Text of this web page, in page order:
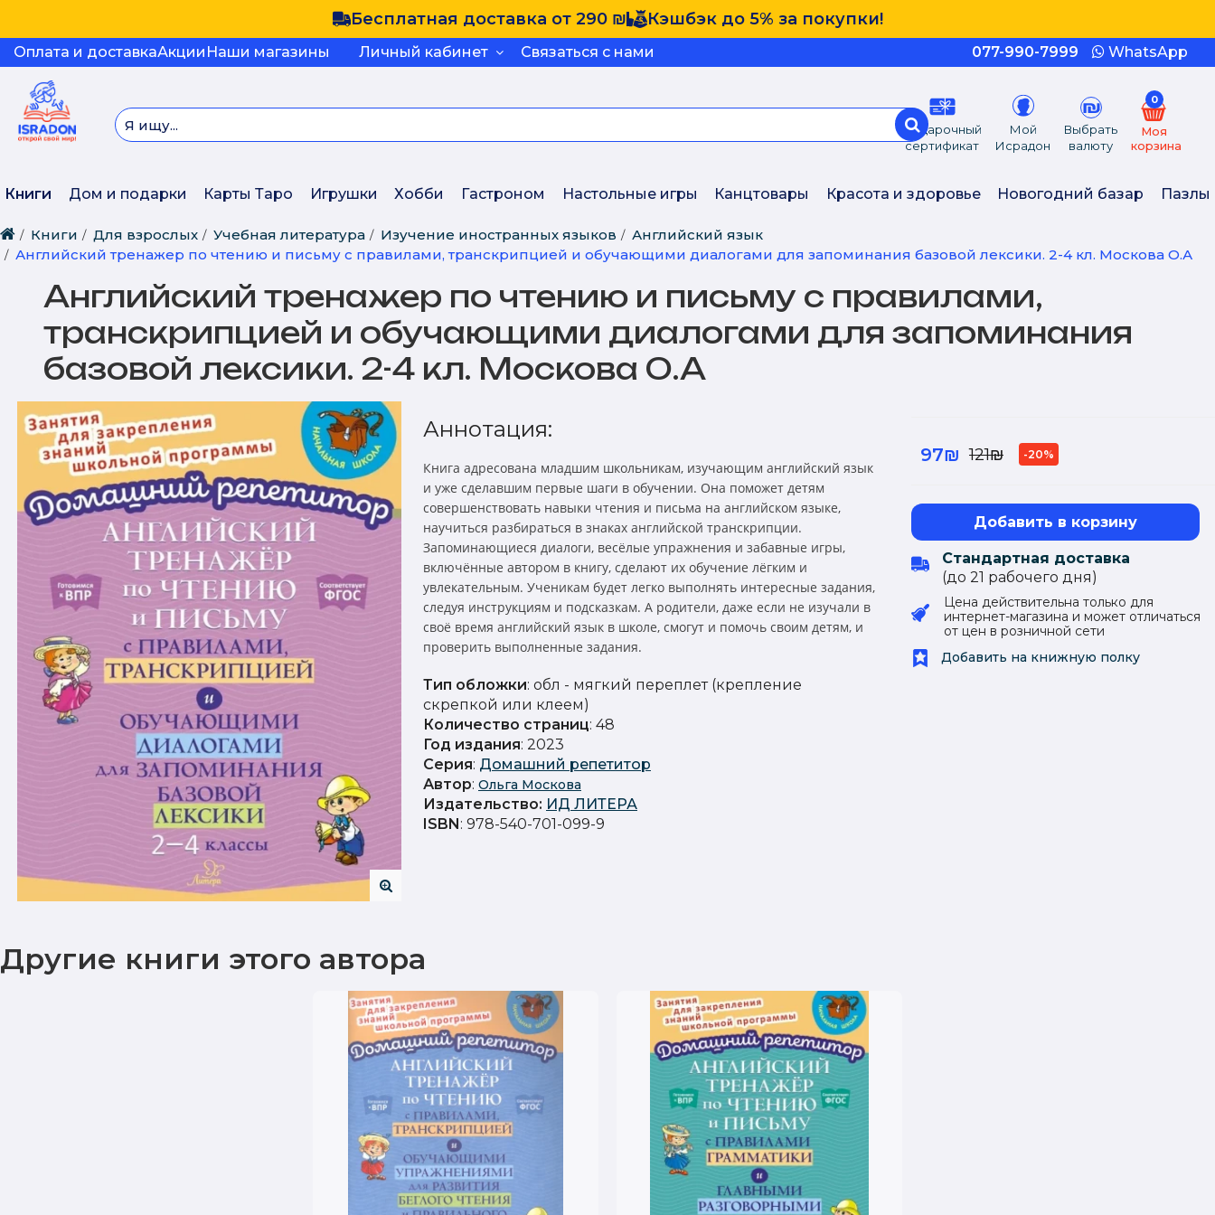
Бесплатная доставка от 290 ₪ Кэшбэк до 5% за покупки!
Оплата и доставкаАкции Наши магазины Личный кабинет Связаться с нами 077-990-7999 WhatsApp
Подарочный
сертификат
Мой
Исрадон
Выбрать
валюту
0
Моя
корзина
Книги Дом и подарки Карты Таро Игрушки Хобби Гастроном Настольные игры Канцтовары Красота и здоровье Новогодний базар Пазлы
Книги Для взрослых Учебная литература Изучение иностранных языков
Английский язык
Английский тренажер по чтению и письму с правилами, транскрипцией и обучающими диалогами для запоминания базовой лексики. 2-4 кл. Москова О.А
Английский тренажер по чтению и письму с правилами,
транскрипцией и обучающими диалогами для запоминания
базовой лексики. 2-4 кл. Москова О.А
Аннотация:
Книга адресована младшим школьникам, изучающим английский язык
и уже сделавшим первые шаги в обучении. Она поможет детям
совершенствовать навыки чтения и письма на английском языке,
научиться разбираться в знаках английской транскрипции.
Запоминающиеся диалоги, весёлые упражнения и забавные игры,
включённые автором в книгу, сделают их обучение лёгким и
увлекательным. Ученикам будет легко выполнять интересные задания,
следуя инструкциям и подсказкам. А родители, даже если не изучали в
своё время английский язык в школе, смогут и помочь своим детям, и
проверить выполненные задания.
Тип обложки: обл - мягкий переплет (крепление
скрепкой или клеем)
Количество страниц: 48
Год издания: 2023
Серия: Домашний репетитор
Автор: Ольга Москова
Издательство: ИД ЛИТЕРА
ISBN: 978-540-701-099-9
97₪ 121₪ -20%
Добавить в корзину
Стандартная доставка
(до 21 рабочего дня)
Цена действительна только для
интернет-магазина и может отличаться
от цен в розничной сети
Добавить на книжную полку
Другие книги этого автора